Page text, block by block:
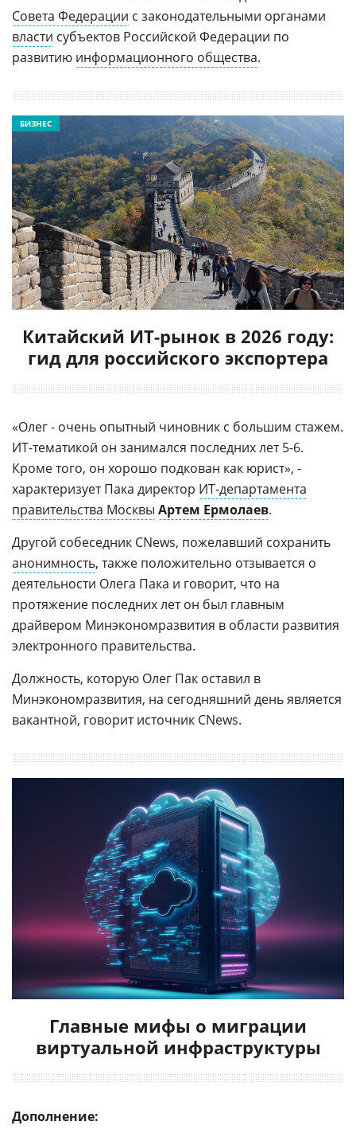
Совета Федерации с законодательными органами
власти субъектов Российской Федерации по
развитию информационного общества.
Китайский ИТ-рынок в 2026 году:
гид для российского экспортера
БИЗНЕС
«Олег - очень опытный чиновник с большим стажем.
ИТ-тематикой он занимался последних лет 5-6.
Кроме того, он хорошо подкован как юрист», -
характеризует Пака директор ИТ-департамента
правительства Москвы Артем Ермолаев.
Другой собеседник CNews, пожелавший сохранить
анонимность, также положительно отзывается о
деятельности Олега Пака и говорит, что на
протяжение последних лет он был главным
драйвером Минэкономразвития в области развития
электронного правительства.
Должность, которую Олег Пак оставил в
Минэкономразвития, на сегодняшний день является
вакантной, говорит источник CNews.
Главные мифы о миграции
виртуальной инфраструктуры
Дополнение: